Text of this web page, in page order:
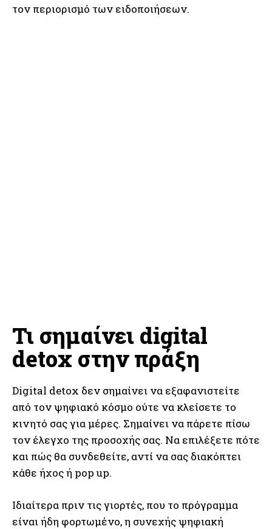
τον περιορισμό των ειδοποιήσεων.
Τι σημαίνει digital
detox στην πράξη
Digital detox δεν σημαίνει να εξαφανιστείτε
από τον ψηφιακό κόσμο ούτε να κλείσετε το
κινητό σας για μέρες. Σημαίνει να πάρετε πίσω
τον έλεγχο της προσοχής σας. Να επιλέξετε πότε
και πώς θα συνδεθείτε, αντί να σας διακόπτει
κάθε ήχος ή pop up.
Ιδιαίτερα πριν τις γιορτές, που το πρόγραμμα
είναι ήδη φορτωμένο, η συνεχής ψηφιακή